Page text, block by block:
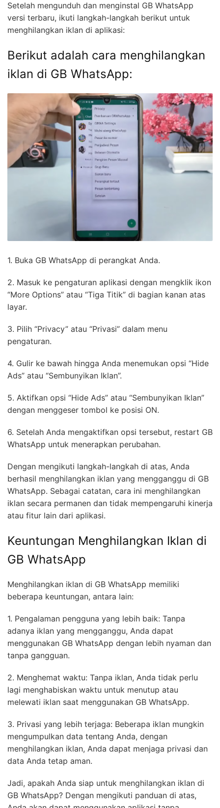
Setelah mengunduh dan menginstal GB WhatsApp
versi terbaru, ikuti langkah-langkah berikut untuk
menghilangkan iklan di aplikasi:
Berikut adalah cara menghilangkan
iklan di GB WhatsApp:
1. Buka GB WhatsApp di perangkat Anda.
2. Masuk ke pengaturan aplikasi dengan mengklik ikon
“More Options” atau “Tiga Titik” di bagian kanan atas
layar.
3. Pilih “Privacy” atau “Privasi” dalam menu
pengaturan.
4. Gulir ke bawah hingga Anda menemukan opsi “Hide
Ads” atau “Sembunyikan Iklan”.
5. Aktifkan opsi “Hide Ads” atau “Sembunyikan Iklan”
dengan menggeser tombol ke posisi ON.
6. Setelah Anda mengaktifkan opsi tersebut, restart GB
WhatsApp untuk menerapkan perubahan.
Dengan mengikuti langkah-langkah di atas, Anda
berhasil menghilangkan iklan yang mengganggu di GB
WhatsApp. Sebagai catatan, cara ini menghilangkan
iklan secara permanen dan tidak mempengaruhi kinerja
atau fitur lain dari aplikasi.
Keuntungan Menghilangkan Iklan di
GB WhatsApp
Menghilangkan iklan di GB WhatsApp memiliki
beberapa keuntungan, antara lain:
1. Pengalaman pengguna yang lebih baik: Tanpa
adanya iklan yang mengganggu, Anda dapat
menggunakan GB WhatsApp dengan lebih nyaman dan
tanpa gangguan.
2. Menghemat waktu: Tanpa iklan, Anda tidak perlu
lagi menghabiskan waktu untuk menutup atau
melewati iklan saat menggunakan GB WhatsApp.
3. Privasi yang lebih terjaga: Beberapa iklan mungkin
mengumpulkan data tentang Anda, dengan
menghilangkan iklan, Anda dapat menjaga privasi dan
data Anda tetap aman.
Jadi, apakah Anda siap untuk menghilangkan iklan di
GB WhatsApp? Dengan mengikuti panduan di atas,